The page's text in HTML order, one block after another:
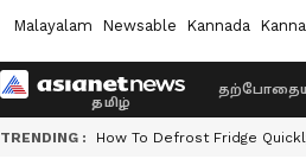
Malayalam Newsable Kannada
தற்போதைய
TRENDING : How To Defrost Fridge